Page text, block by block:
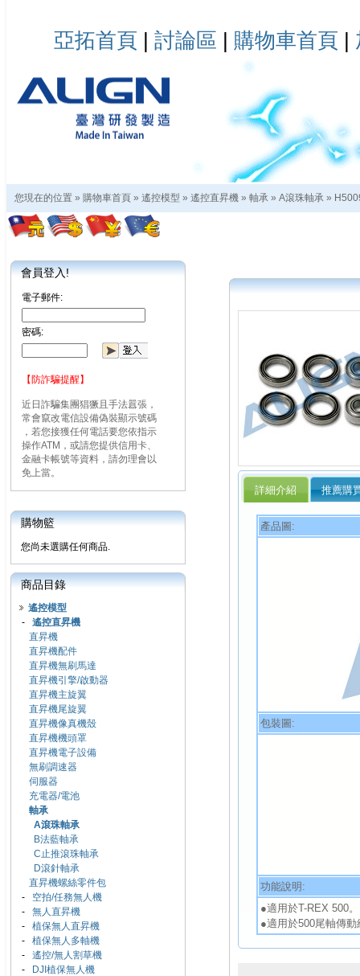
亞拓首頁 | 討論區 | 購物車首頁 |
您現在的位置 » 購物車首頁 » 遙控模型 » 遙控直昇機 » 軸承 » A滾珠軸承 »
會員登入!
電子郵件:
密碼:
【防詐騙提醒】
近日詐騙集團猖獗且手法囂張，
常會竄改電信設備偽裝顯示號碼
，若您接獲任何電話要您依指示
操作ATM，或請您提供信用卡、
金融卡帳號等資料，請勿理會以
免上當。
購物籃
您尚未選購任何商品.
商品目錄
遙控模型
- 遙控直昇機
直昇機
直昇機配件
直昇機無刷馬達
直昇機引擎/啟動器
直昇機主旋翼
直昇機尾旋翼
直昇機像真機殼
直昇機機頭罩
直昇機電子設備
無刷調速器
伺服器
充電器/電池
軸承
A滾珠軸承
B法藍軸承
C止推滾珠軸承
D滾針軸承
直昇機螺絲零件包
- 空拍/任務無人機
- 無人直昇機
- 植保無人直昇機
- 植保無人多軸機
- 遙控/無人割草機
-
DJI植保無人機
詳細介紹 推薦購
產品圖:
包裝圖:
功能說明:
●適用於T-REX 500。
●適用於500尾軸傳動